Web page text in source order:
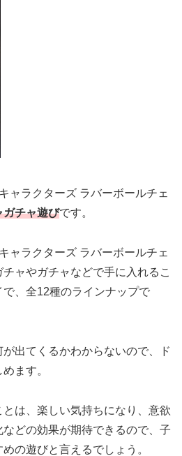
ャラクターズ ラバーボールチェ
ガチャ遊びです。
ャラクターズ ラバーボールチェ
ャやガチャなどで手に入れるこ
、全12種のラインナップで
出てくるかわからないので、ド
ます。
とは、楽しい気持ちになり、意欲
どの効果が期待できるので、子
の遊びと言えるでしょう。